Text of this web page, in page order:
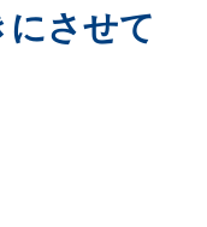
させて